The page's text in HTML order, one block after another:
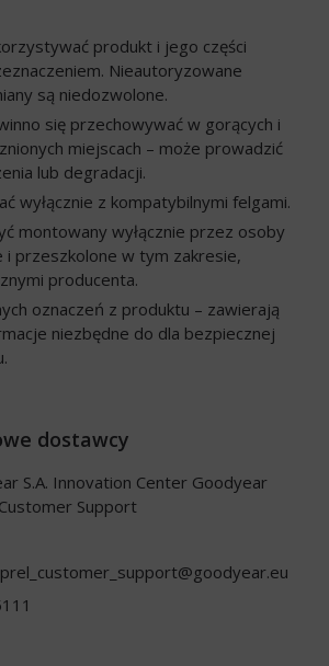
produkt i jego części
Nieautoryzowane
są niedozwolone.
się przechowywać w gorących i
miejscach – może prowadzić
lub degradacji.
wyłącznie z kompatybilnymi felgami.
montowany wyłącznie przez osoby
i przeszkolone w tym zakresie,
producenta.
oznaczeń z produktu – zawierają
niezbędne do dla bezpiecznej
dostawcy
S.A. Innovation Center Goodyear
Support